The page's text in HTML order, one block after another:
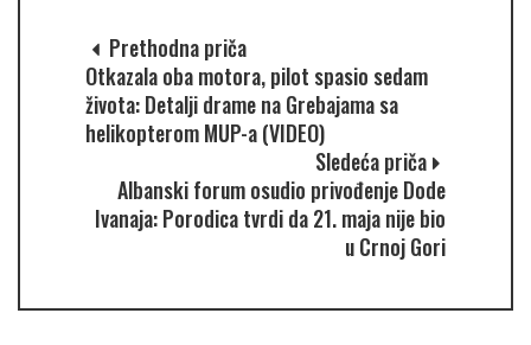
Prethodna priča
Otkazala oba motora, pilot spasio sedam
života: Detalji drame na Grebajama sa
helikopterom MUP-a (VIDEO)
Sledeća priča
Albanski forum osudio privođenje Dode
Ivanaja: Porodica tvrdi da 21. maja nije bio
u Crnoj Gori